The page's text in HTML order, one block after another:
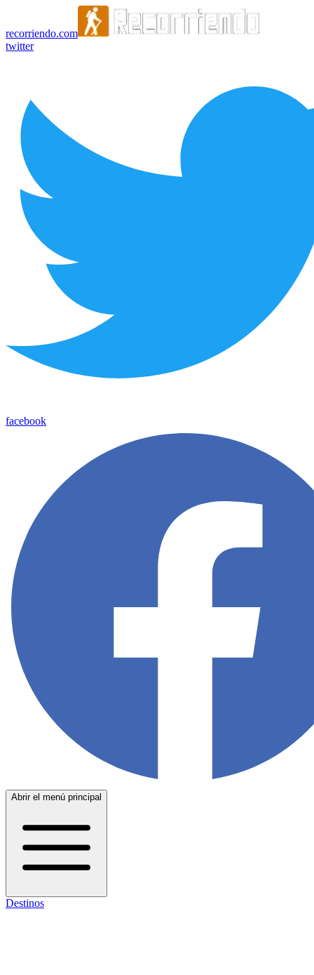
recorriendo.com
twitter
facebook
Abrir el menú principal
Destinos